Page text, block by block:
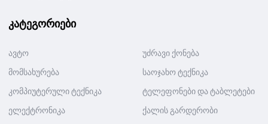
კატეგორიები
ავტო
უძრავი ქონება
მომსახურება
საოჯახო ტექნიკა
კომპიუტერული ტექნიკა
ტელეფონები და ტაბლეტები
ელექტრონიკა
ქალის გარდერობი